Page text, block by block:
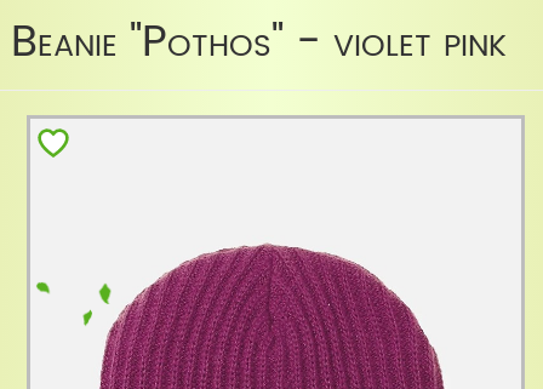
Beanie "Pothos" - violet pink